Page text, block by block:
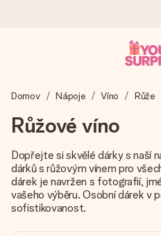
Váš dárek vytvoříme s láskou
tom nejvíc záleží.
4,8 (na základě +15
Naše dárky inspirují. Zákazníci
Domov Nápoje Víno Růže
Růžové víno
Dopřejte si skvělé dárky s naší
dárků s růžovým vínem pro
dárek je navržen s fotografií,
vašeho výběru. Osobní dárek v
sofistikovanost.